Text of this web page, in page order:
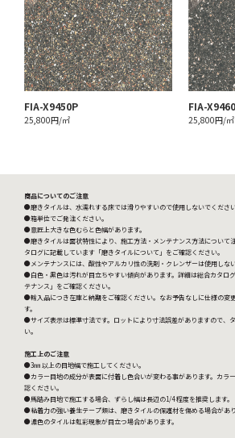
FIA-X9450P
25,800円/㎡
FIA-
25,800円/㎡
商品についてのご注意
●磨きタイルは、水濡れする床では滑りやすいので使用しないでください
●箱単位でご発注ください。
●意匠上大きな色むらと色幅があります。
●磨きタイルは面状特性により、施工方法・メンテナンス方法について
タログに記載しています「磨きタイルについて」をご確認ください。
●メンテナンスには、酸性やアルカリ性の洗剤・クレンザーは使用しない
●白色・黒色は汚れが目立ちやすい傾向があります。詳細は総合カタロ
テナンス」をご確認ください。
●輸入品につき在庫と納期をご確認ください。なお予告なしに仕様の変
す。
●サイズ表示は標準寸法です。ロットにより寸法誤差がありますので、
い。
施工上のご注意
●3㎜ 以上の目地幅で施工してください。
●カラー目地の成分が表面に付着し色合いが変わる事があります。カラ
認ください。
●馬踏み目地で施工する場合、ずらし幅は長辺の1/4 程度を推奨します。
●粘着力の強い養生テープ類は、磨きタイルの保護材を傷める場合があ
●濃色のタイルは虹彩現象が目立つ場合があります。